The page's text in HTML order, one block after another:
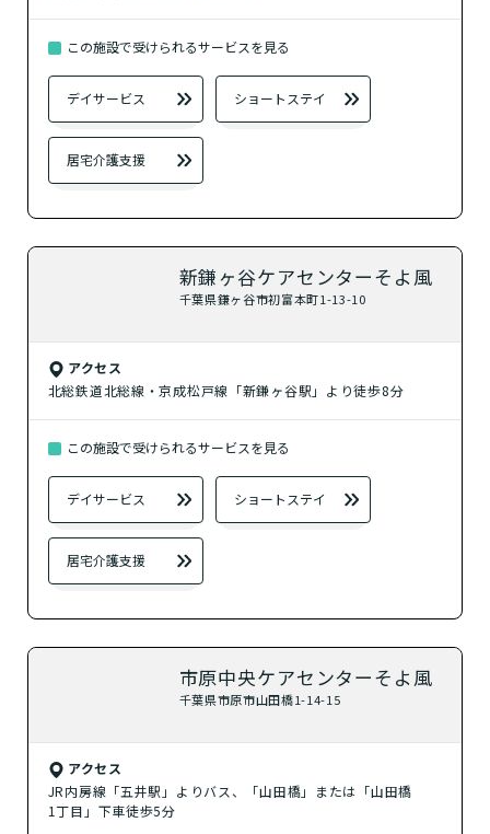
この施設で受けられるサービスを見る
デイサービス ショートステイ
居宅介護支援
新鎌ヶ谷ケアセンターそよ風
千葉県鎌ヶ谷市初富本町1-13-10
アクセス
北総鉄道北総線・京成松戸線「新鎌ヶ谷駅」より徒歩8分
この施設で受けられるサービスを見る
デイサービス ショートステイ
居宅介護支援
市原中央ケアセンターそよ風
千葉県市原市山田橋1-14-15
アクセス
JR内房線「五井駅」よりバス、「山田橋」または「山田橋
1丁目」下車徒歩5分